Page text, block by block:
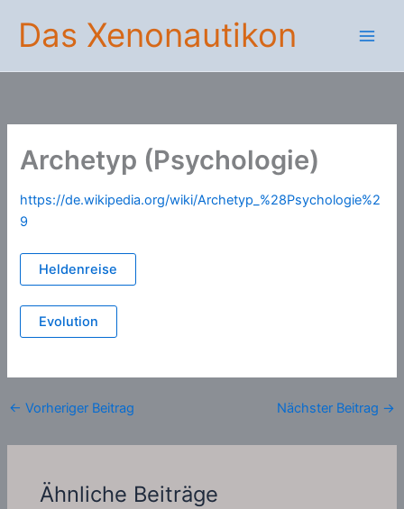
Inhalt
springen
Das Xenonautikon
Archetyp (Psychologie)
https://de.wikipedia.org/wiki/Archetyp_%28Psychologie%2
9
Heldenreise
Evolution
← Vorheriger Beitrag Nächster Beitrag →
Ähnliche Beiträge